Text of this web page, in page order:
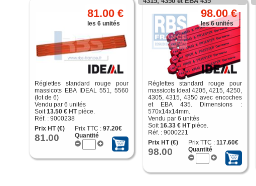
Réglettes standard rouge pour
massicots EBA IDEAL 551, 5560
(lot de 6)
Vendu par 6 unités
Soit13.50 € HTpièce.
Réf. : 9000238
Prix HT (€)
81.00
Prix TTC :97.20€
Quantité
81.00 €
les 6 unités
Réglettes standard rouge pour
massicots Ideal 4205, 4215, 4250,
4305, 4315, 4350 avec encoches
et EBA 435. Dimensions :
570x14x14mm.
Vendu par 6 unités
Soit16.33 € HTpièce.
Réf. : 9000221
Prix HT (€)
98.00
Prix TTC : 117.60€
Quantité
98.00 €
les 6 unités